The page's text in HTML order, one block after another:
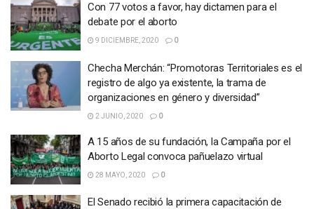
Con 77 votos a favor, hay dictamen para el
debate por el aborto
9 DICIEMBRE, 2020 0
Checha Merchán: “Promotoras Territoriales es el
registro de algo ya existente, la trama de
organizaciones en género y diversidad”
2 JUNIO, 2020 0
A 15 años de su fundación, la Campaña por el
Aborto Legal convoca pañuelazo virtual
28 MAYO, 2020 0
El Senado recibió la primera capacitación de